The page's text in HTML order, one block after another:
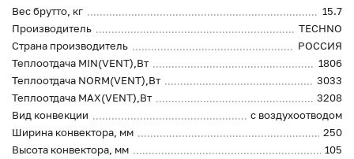
Вес брутто, кг
15.7
Производитель
TECHNO
Страна производитель
РОССИЯ
Теплоотдача MIN(VENT),Вт
1806
Теплоотдача NORM(VENT),Вт
3033
Теплоотдача MAX(VENT),Вт
3208
Вид конвекции
с воздухоотводом
Ширина конвектора, мм
250
Высота конвектора, мм
105